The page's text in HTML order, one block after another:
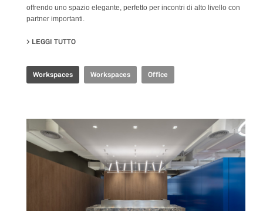
offrendo uno spazio elegante, perfetto per incontri di alto livello con
partner importanti.
LEGGI TUTTO
Workspaces Workspaces Office